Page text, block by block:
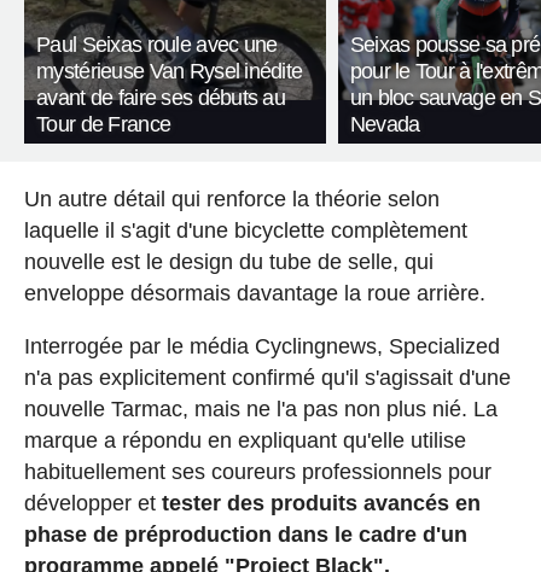
Paul Seixas roule avec une
mystérieuse Van Rysel inédite
avant de faire ses débuts au
Tour de France
Seixas pousse sa
pour le Tour à
un bloc sauvage en
Nevada
Un autre détail qui renforce la théorie selon
laquelle il s'agit d'une bicyclette complètement
nouvelle est le design du tube de selle, qui
enveloppe désormais davantage la roue arrière.
Interrogée par le média Cyclingnews, Specialized
n'a pas explicitement confirmé qu'il s'agissait d'une
nouvelle Tarmac, mais ne l'a pas non plus nié. La
marque a répondu en expliquant qu'elle utilise
habituellement ses coureurs professionnels pour
développer et tester des produits avancés en
phase de préproduction dans le cadre d'un
programme appelé "Project Black".